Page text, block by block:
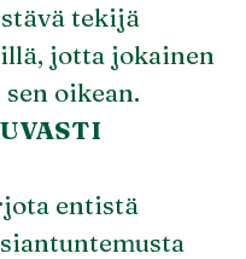
tekijä
jotta jokainen
oikean.
entistä